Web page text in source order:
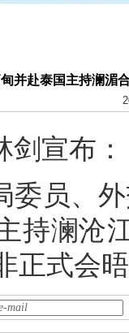
并赴泰国主持澜湄
宣布：
委员、
持澜沧
正式会